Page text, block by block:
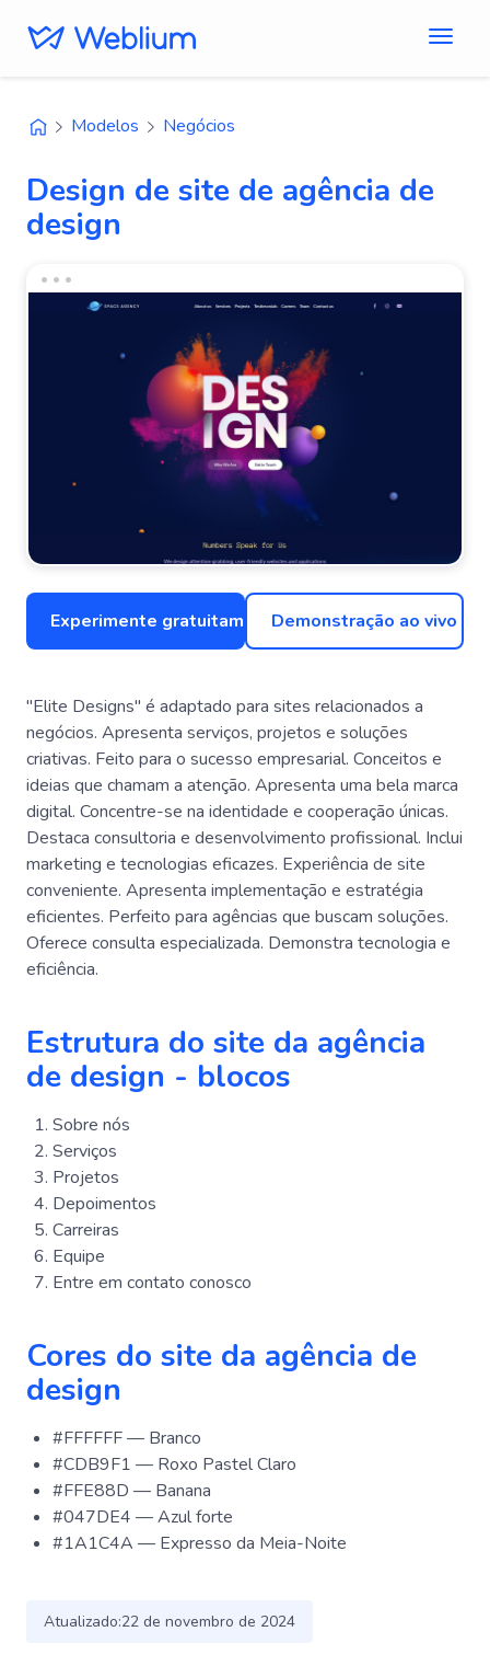
Modelos Negócios
Design de site de agência de
design
Experimente gratuitamenteDemonstração ao vivo
"Elite Designs" é adaptado para sites relacionados a
negócios. Apresenta serviços, projetos e soluções
criativas. Feito para o sucesso empresarial. Conceitos e
ideias que chamam a atenção. Apresenta uma bela marca
digital. Concentre-se na identidade e cooperação únicas.
Destaca consultoria e desenvolvimento profissional. Inclui
marketing e tecnologias eficazes. Experiência de site
conveniente. Apresenta implementação e estratégia
eficientes. Perfeito para agências que buscam soluções.
Oferece consulta especializada. Demonstra tecnologia e
eficiência.
Estrutura do site da agência
de design - blocos
Sobre nós
Serviços
Projetos
Depoimentos
Carreiras
Equipe
Entre em contato conosco
Cores do site da agência de
design
#FFFFFF — Branco
#CDB9F1 — Roxo Pastel Claro
#FFE88D — Banana
#047DE4 — Azul forte
#1A1C4A — Expresso da Meia-Noite
Atualizado:22 de novembro de 2024